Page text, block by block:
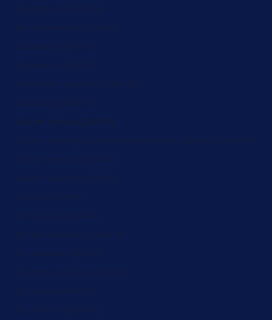
Singapore (ZAR R)
Sint Maarten (ZAR R)
Slovakia (ZAR R)
Slovenia (ZAR R)
Solomon Islands (ZAR R)
Somalia (ZAR R)
South Africa (ZAR R)
South Georgia & South Sandwich Islands (ZAR R)
South Korea (ZAR R)
South Sudan (ZAR R)
Spain (ZAR R)
Sri Lanka (ZAR R)
St. Barthélemy (ZAR R)
St. Helena (ZAR R)
St. Kitts & Nevis (ZAR R)
St. Lucia (ZAR R)
St. Martin (ZAR R)